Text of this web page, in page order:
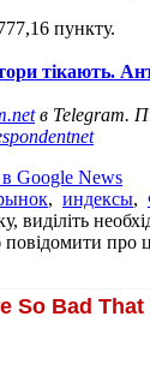
пункту.
тікають.
в Telegram.
Google News
, индексы,
про